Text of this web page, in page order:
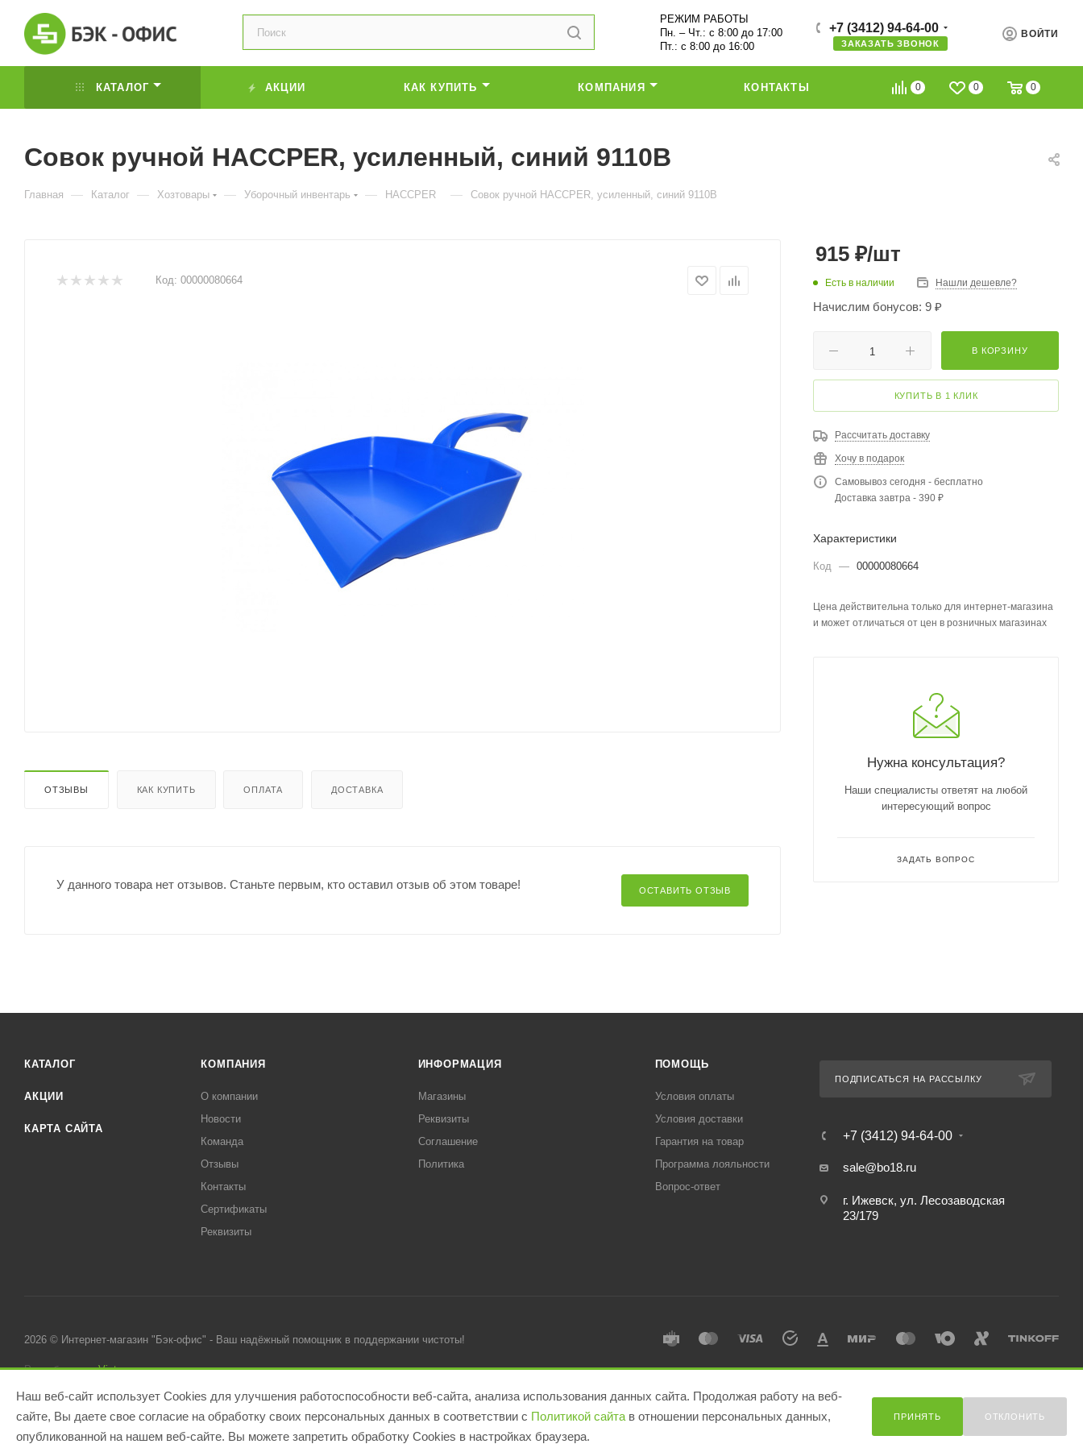
ВОЙТИ
РЕЖИМ РАБОТЫ
Пн. – Чт.: с 8:00 до 17:00
Пт.: с 8:00 до 16:00
+7 (3412) 94-64-00
ЗАКАЗАТЬ ЗВОНОК
0 0 0
КАТАЛОГ АКЦИИ КАК КУПИТЬ КОМПАНИЯ КОНТАКТЫ
Совок ручной HACCPER, усиленный, синий 9110В
Главная — Каталог — Хозтовары — Уборочный инвентарь — HACCPER — Совок ручной HACCPER, усиленный, синий 9110В
Код: 00000080664
ОТЗЫВЫ КАК КУПИТЬ ОПЛАТА ДОСТАВКА
ОСТАВИТЬ ОТЗЫВ
У данного товара нет отзывов. Станьте первым, кто оставил отзыв об этом товаре!
915 ₽/шт
Есть в наличии Нашли дешевле?
Начислим бонусов: 9 ₽
В КОРЗИНУ
КУПИТЬ В 1 КЛИК
Рассчитать доставку
Хочу в подарок
Самовывоз сегодня - бесплатно
Доставка завтра - 390 ₽
Характеристики
Код — 00000080664
Цена действительна только для интернет-магазина
и может отличаться от цен в розничных магазинах
Нужна консультация?
Наши специалисты ответят на любой
интересующий вопрос
ЗАДАТЬ ВОПРОС
КАТАЛОГ
АКЦИИ
КАРТА САЙТА
КОМПАНИЯ
О компании
Новости
Команда
Отзывы
Контакты
Сертификаты
Реквизиты
ИНФОРМАЦИЯ
Магазины
Реквизиты
Соглашение
Политика
ПОМОЩЬ
Условия оплаты
Условия доставки
Гарантия на товар
Программа лояльности
Вопрос-ответ
ПОДПИСАТЬСЯ НА РАССЫЛКУ
+7 (3412) 94-64-00
sale@bo18.ru
г. Ижевск, ул. Лесозаводская
23/179
2026 © Интернет-магазин "Бэк-офис" - Ваш надёжный помощник в поддержании чистоты!
Разработано вVictory
Наш веб-сайт использует Cookies для улучшения работоспособности веб-сайта, анализа использования данных сайта. Продолжая работу на веб-
сайте, Вы даете свое согласие на обработку своих персональных данных в соответствии с Политикой сайта в отношении персональных данных,
опубликованной на нашем веб-сайте. Вы можете запретить обработку Cookies в настройках браузера.
ПРИНЯТЬ ОТКЛОНИТЬ